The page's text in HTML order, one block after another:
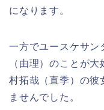
になります。
一方でユースケサン
（由理）のことが
村拓哉（直季）の彼
ませんでした。